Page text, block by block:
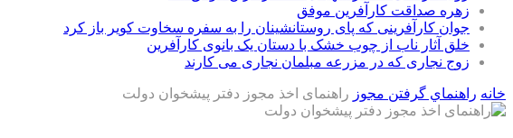
زهره صداقت کارآفرین موفق
جوان کارآفرینی که پای روستانشینان را به سفره سخاوت کویر باز کرد
خلق آثار ناب از چوب خشک با دستان یک بانوی کارآفرین
زوج نجاری که در مزرعه مبلمان نجاری می کارند
خانه راهنماي گرفتن مجوز راهنمای اخذ مجوز دفتر پیشخوان دولت